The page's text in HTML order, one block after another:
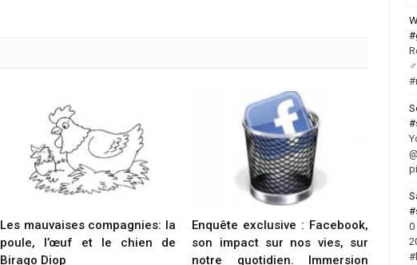
Les mauvaises compagnies: la
poule, l’œuf et le chien de
Birago Diop
Enquête exclusive : Facebook,
son impact sur nos vies, sur
notre quotidien. Immersion
0